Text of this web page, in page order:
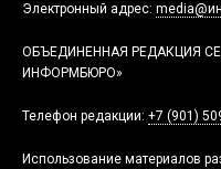
Электронный адрес:
ОБЪЕДИНЕННАЯ РЕДАКЦИЯ
ИНФОРМБЮРО»
Телефон редакции: +7 (901)
Использование материалов